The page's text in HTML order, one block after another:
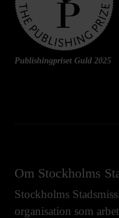
Publishingpriset Guld 2025
Om Stockholms
Stockholms
organisation som